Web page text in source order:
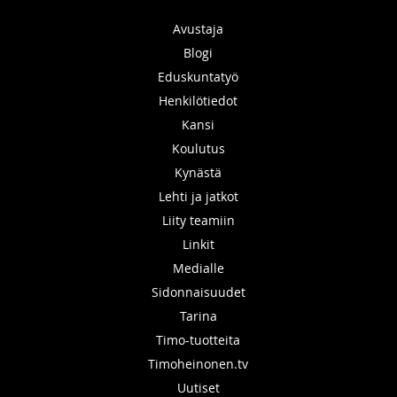
Avustaja
Blogi
Eduskuntatyö
Henkilötiedot
Kansi
Koulutus
Kynästä
Lehti ja jatkot
Liity teamiin
Linkit
Medialle
Sidonnaisuudet
Tarina
Timo-tuotteita
Timoheinonen.tv
Uutiset